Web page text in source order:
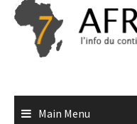
Skip
content
Main Menu